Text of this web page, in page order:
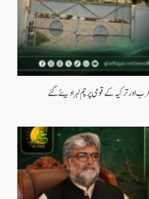
اور ترکیہ کے قومی پرچم لہرا دیئے گئے